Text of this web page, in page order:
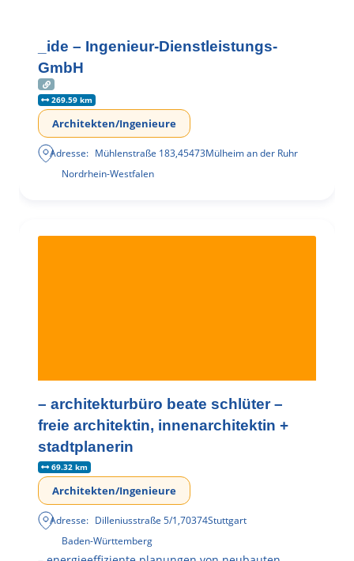
_ide – Ingenieur-Dienstleistungs-
GmbH
269.59 km
Architekten/Ingenieure
Adresse: Mühlenstraße 183,45473Mülheim an der Ruhr
Nordrhein-Westfalen
– architekturbüro beate schlüter –
freie architektin, innenarchitektin +
stadtplanerin
69.32 km
Architekten/Ingenieure
Adresse: Dilleniusstraße 5/1,70374Stuttgart
Baden-Württemberg